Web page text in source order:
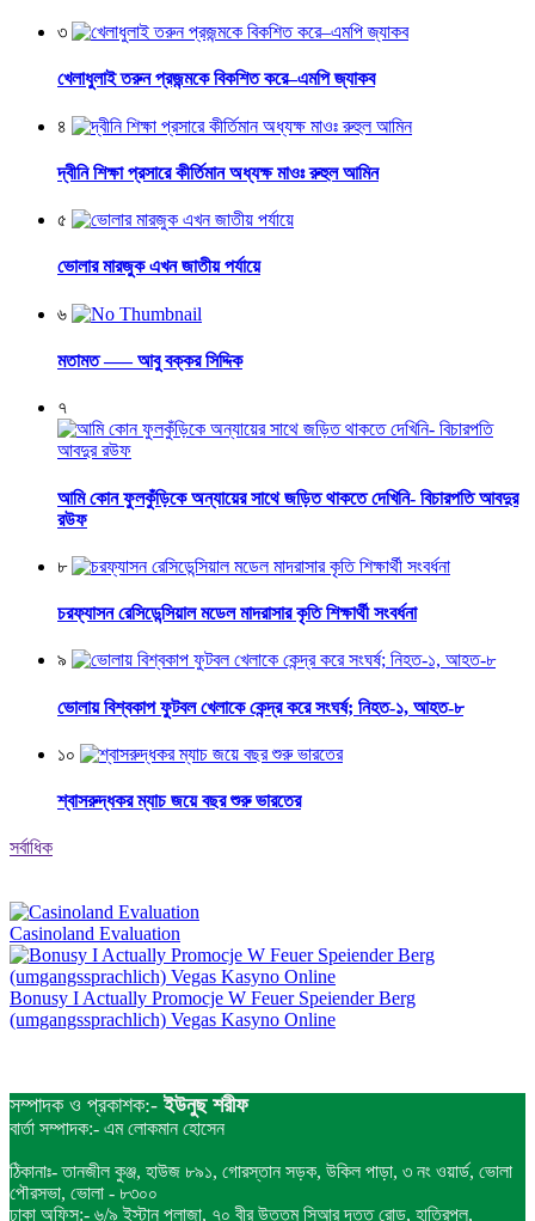
৩
খেলাধুলাই তরুন প্রজন্মকে বিকশিত করে–এমপি জ্যাকব
৪
দ্বীনি শিক্ষা প্রসারে কীর্তিমান অধ্যক্ষ মাওঃ রুহুল আমিন
৫
ভোলার মারজুক এখন জাতীয় পর্যায়ে
৬
মতামত —– আবু বক্কর সিদ্দিক
৭
আমি কোন ফুলকুঁড়িকে অন্যায়ের সাথে জড়িত থাকতে দেখিনি- বিচারপতি আবদুর
রউফ
৮
চরফ্যাসন রেসিডেন্সিয়াল মডেল মাদরাসার কৃতি শিক্ষার্থী সংবর্ধনা
৯
ভোলায় বিশ্বকাপ ফুটবল খেলাকে কেন্দ্র করে সংঘর্ষ; নিহত-১, আহত-৮
১০
শ্বাসরুদ্ধকর ম্যাচ জয়ে বছর শুরু ভারতের
সর্বাধিক
Casinoland Evaluation
Bonusy I Actually Promocje W Feuer Speiender Berg
(umgangssprachlich) Vegas Kasyno Online
সম্পাদক ও প্রকাশক:- ইউনুছ শরীফ
বার্তা সম্পাদক:- এম লোকমান হোসেন
ঠিকানাঃ- তানজীল কুঞ্জ, হাউজ ৮৯১, গোরস্তান সড়ক, উকিল পাড়া, ৩ নং ওয়ার্ড, ভোলা
পৌরসভা, ভোলা - ৮৩০০
ঢাকা অফিস:- ৬/৯ ইস্টান প্লাজা, ৭০ বীর উত্তম সিআর দত্ত রোড, হাতিরপুল,